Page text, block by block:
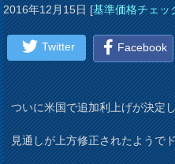
2016年12月15日[基準価格チェッ
Twitter Facebook
ついに米国で追加利上げが決定
見通しが上方修正されたようで